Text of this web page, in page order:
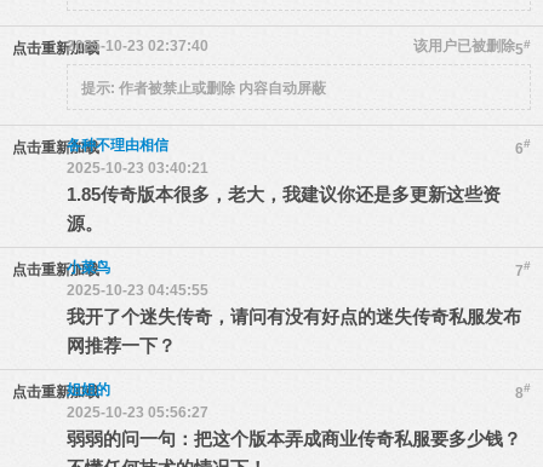
点击重新加载 5#
该用户已被删除
2025-10-23 02:37:40
提示: 作者被禁止或删除 内容自动屏蔽
点击重新加载 6#
各种不理由相信
2025-10-23 03:40:21
1.85传奇版本很多，老大，我建议你还是多更新这些资
源。
点击重新加载 7#
小菜鸟
2025-10-23 04:45:55
我开了个迷失传奇，请问有没有好点的迷失传奇私服发布
网推荐一下？
点击重新加载 8#
姐姐的
2025-10-23 05:56:27
弱弱的问一句：把这个版本弄成商业传奇私服要多少钱？